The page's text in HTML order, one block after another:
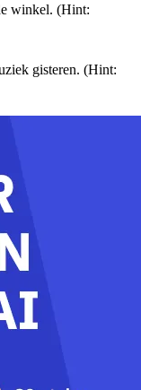
winkel. (Hint:
gisteren. (Hint: